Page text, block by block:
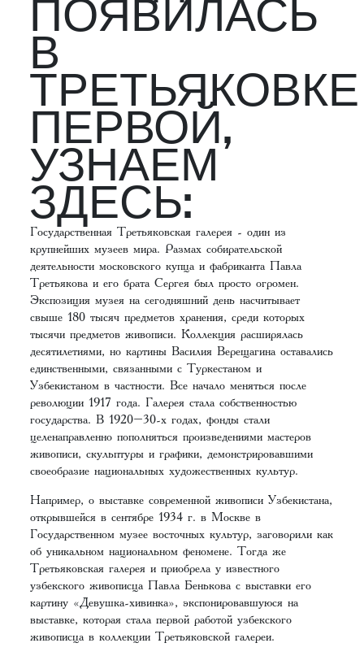
ПОЯВИЛАСЬ
В
ТРЕТЬЯКОВКЕ
ПЕРВОЙ,
УЗНАЕМ
ЗДЕСЬ:
Государственная Третьяковская галерея - один из
крупнейших музеев мира. Размах собирательской
деятельности московского купца и фабриканта Павла
Третьякова и его брата Сергея был просто огромен.
Экспозиция музея на сегодняшний день насчитывает
свыше 180 тысяч предметов хранения, среди которых
тысячи предметов живописи. Коллекция расширялась
десятилетиями, но картины Василия Верещагина оставались
единственными, связанными с Туркестаном и
Узбекистаном в частности. Все начало меняться после
революции 1917 года. Галерея стала собственностью
государства. В 1920–30-х годах, фонды стали
целенаправленно пополняться произведениями мастеров
живописи, скульптуры и графики, демонстрировавшими
своеобразие национальных художественных культур.
Например, о выставке современной живописи Узбекистана,
открывшейся в сентябре 1934 г. в Москве в
Государственном музее восточных культур, заговорили как
об уникальном национальном феномене. Тогда же
Третьяковская галерея и приобрела у известного
узбекского живописца Павла Бенькова с выставки его
картину «Девушка-хивинка», экспонировавшуюся на
выставке, которая стала первой работой узбекского
живописца в коллекции Третьяковской галереи.